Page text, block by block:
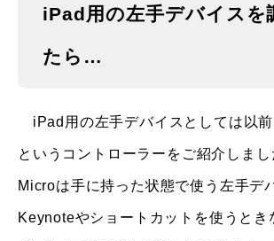
iPad用の左手デバイスを
たら…
iPad用の左手デバイスとしては以
というコントローラーをご紹介しま
Microは手に持った状態で使う左手デ
Keynoteやショートカットを使うとき